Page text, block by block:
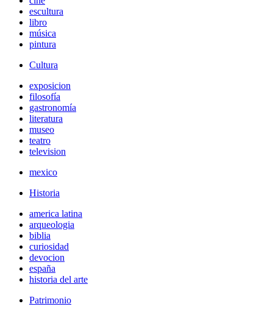
escultura
libro
música
pintura
Cultura
exposicion
filosofía
gastronomía
literatura
museo
teatro
television
mexico
Historia
america latina
arqueologia
biblia
curiosidad
devocion
españa
historia del arte
Patrimonio